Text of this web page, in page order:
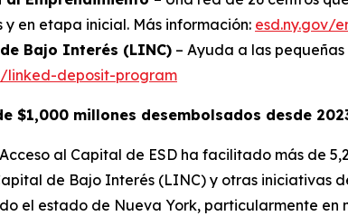
en etapa inicial. Más información: esd.ny.gov/
Bajo Interés (LINC) – Ayuda a las
linked-deposit-program
$1,000 millones desembolsados desde
al Capital de ESD ha facilitado más de
de Bajo Interés (LINC) y otras iniciativas
el estado de Nueva York, particularmente en